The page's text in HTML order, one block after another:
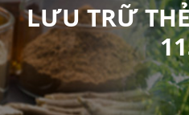
LƯU TRỮ